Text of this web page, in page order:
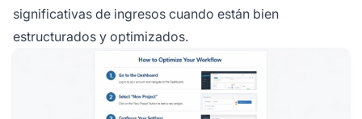
significativas de ingresos cuando están bien
estructurados y optimizados.